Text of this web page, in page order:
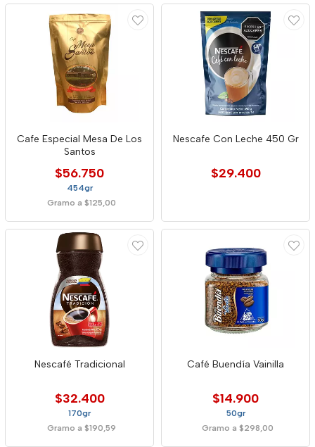
Cafe Especial Mesa De Los
Santos
$56.750
454gr
Gramo a $125,00
Nescafe Con Leche 450 Gr
$29.400
Nescafé Tradicional
$32.400
170gr
Gramo a $190,59
Café Buendía Vainilla
$14.900
50gr
Gramo a $298,00